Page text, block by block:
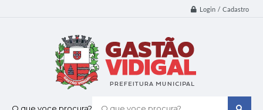
Login / Cadastro